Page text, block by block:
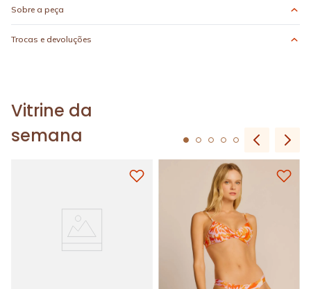
Sobre a peça
Trocas e devoluções
Vitrine da
semana